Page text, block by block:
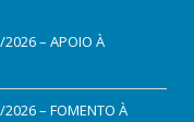
2026 – APOIO À
2026 – FOMENTO À